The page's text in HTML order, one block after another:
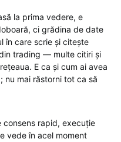
la prima vedere, e
ci grădina de date
în care scrie și citește
trading — multe citiri și
E ca și cum ai avea
nu mai răstorni tot ca să
consens rapid, execuție
vede în acel moment